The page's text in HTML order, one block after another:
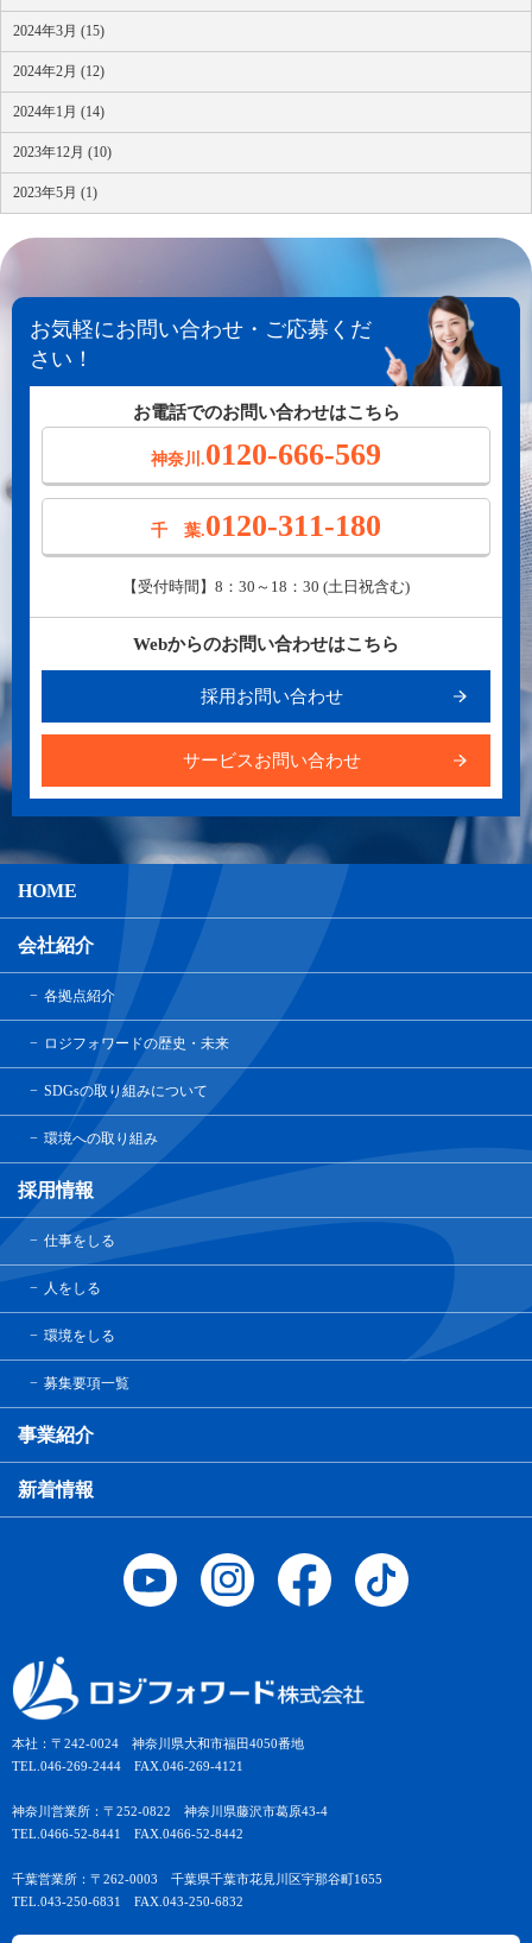
2024年3月 (15)
2024年2月 (12)
2024年1月 (14)
2023年12月 (10)
2023年5月 (1)
お気軽にお問い合わせ・ご応募くだ
さい！
お電話でのお問い合わせはこちら
神奈川.0120-666-569
千 葉.0120-311-180
【受付時間】8：30～18：30 (土日祝含む)
Webからのお問い合わせはこちら
採用お問い合わせ
サービスお問い合わせ
本社：〒242-0024 神奈川県大和市福田4050番地
TEL.046-269-2444 FAX.046-269-4121
神奈川営業所：〒252-0822 神奈川県藤沢市葛原43-4
TEL.0466-52-8441 FAX.0466-52-8442
千葉営業所：〒262-0003 千葉県千葉市花見川区宇那谷町1655
TEL.043-250-6831 FAX.043-250-6832
HOME
会社紹介
各拠点紹介
ロジフォワードの歴史・未来
SDGsの取り組みについて
環境への取り組み
採用情報
仕事をしる
人をしる
環境をしる
募集要項一覧
事業紹介
新着情報